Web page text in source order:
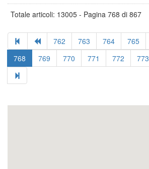
Totale articoli: 13005 - Pagina 768 di 867
762 763 764 765
768
769 770 771 772 773